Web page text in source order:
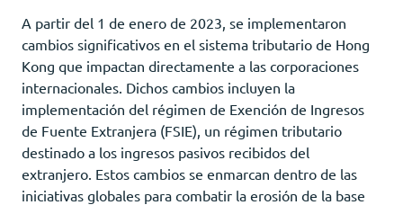
A partir del 1 de enero de 2023, se implementaron
cambios significativos en el sistema tributario de Hong
Kong que impactan directamente a las corporaciones
internacionales. Dichos cambios incluyen la
implementación del régimen de Exención de Ingresos
de Fuente Extranjera (FSIE), un régimen tributario
destinado a los ingresos pasivos recibidos del
extranjero. Estos cambios se enmarcan dentro de las
iniciativas globales para combatir la erosión de la base